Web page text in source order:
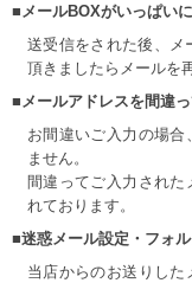
■メールBOXがいっぱいに
送受信をされた後、メ
頂きましたらメールを
■メールアドレスを間違っ
お間違いご入力の場合
ません。
間違ってご入力された
れております。
■迷惑メール設定・フォル
当店からのお送りし